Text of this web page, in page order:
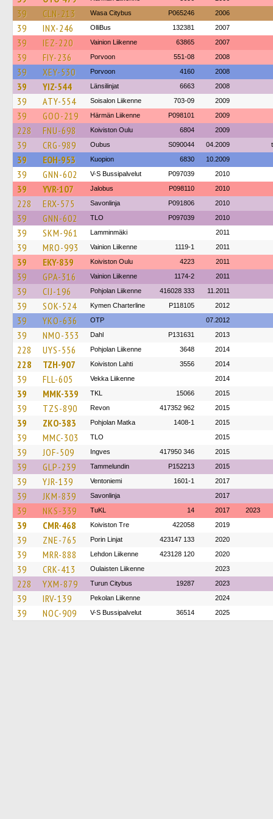
39 CLN-213 Wasa Citybus P065246 2006
39 INX-246 OlliBus 132381 2007
39 IEZ-220 Vainion Liikenne 63865 2007
39 FIY-236 Porvoon 551-08 2008
39 XEY-530 Porvoon 4160 2008
39 YIZ-544 Länsilinjat 6663 2008
39 ATY-554 Soisalon Liikenne 703-09 2009
39 GOO-219 Härmän Liikenne P098101 2009
228 FNU-698 Koiviston Oulu 6804 2009
39 CRG-989 Oubus S090044 04.2009
39 EOH-953 Kuopion 6830 10.2009
39 GNN-602 V-S Bussipalvelut P097039 2010
39 YVR-107 Jalobus P098110 2010
228 ERX-575 Savonlinja P091806 2010
39 GNN-602 TLO P097039 2010
39 SKM-961 Lamminmäki 2011
39 MRO-993 Vainion Liikenne 1119-1 2011
39 EKY-839 Koiviston Oulu 4223 2011
39 GPA-316 Vainion Liikenne 1174-2 2011
39 CIJ-196 Pohjolan Liikenne 416028 333 11.2011
39 SOK-524 Kymen Charterline P118105 2012
39 YKO-636 OTP 07.2012
39 NMO-353 Dahl P131631 2013
228 UYS-556 Pohjolan Liikenne 3648 2014
228 TZH-907 Koiviston Lahti 3556 2014
39 FLL-605 Vekka Liikenne 2014
39 MMK-339 TKL 15066 2015
39 TZS-890 Revon 417352 962 2015
39 ZKO-383 Pohjolan Matka 1408-1 2015
39 MMC-303 TLO 2015
39 JOF-509 Ingves 417950 346 2015
39 GLP-239 Tammelundin P152213 2015
39 YJR-139 Ventoniemi 1601-1 2017
39 JKM-839 Savonlinja 2017
39 NKS-339 TuKL 14 2017 2023
39 CMR-468 Koiviston Tre 422058 2019
39 ZNE-765 Porin Linjat 423147 133 2020
39 MRR-888 Lehdon Liikenne 423128 120 2020
39 CRK-413 Oulaisten Liikenne 2023
228 YXM-879 Turun Citybus 19287 2023
39 IRV-139 Pekolan Liikenne 2024
39 NOC-909 V-S Bussipalvelut 36514 2025